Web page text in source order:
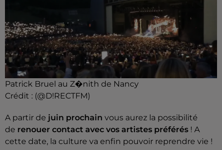
Patrick Bruel au Z�nith de Nancy
Crédit : (@D!RECTFM)
A partir de juin prochain vous aurez la possibilité
de renouer contact avec vos artistes préférés ! A
cette date, la culture va enfin pouvoir reprendre vie !